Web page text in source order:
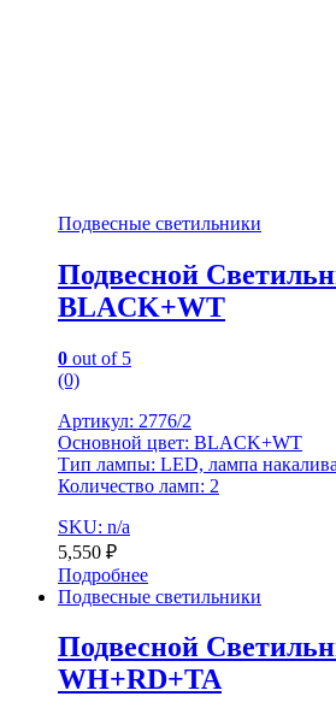
Подвесные светильники
Подвесной
BLACK+WT
0 out of 5
(0)
Артикул: 2776/2
Основной цвет: BLACK+WT
Тип лампы: LED, лампа
Количество ламп: 2
SKU: n/a
5,550 ₽
Подробнее
Подвесные светильники
Подвесной
WH+RD+TA